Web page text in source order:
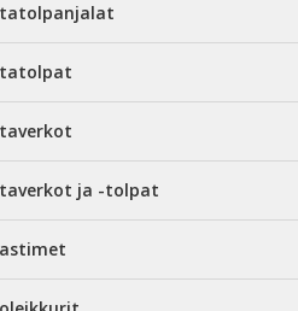
ja -tolpat